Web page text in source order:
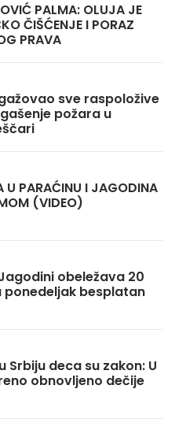
PALMA: OLUJA JE
ČIŠĆENJE I PORAZ
PRAVA
sve raspoložive
požara u
U PARAĆINU I JAGODINA
(VIDEO)
obeležava 20
ponedeljak besplatan
Srbiju deca su zakon: U
obnovljeno dečije